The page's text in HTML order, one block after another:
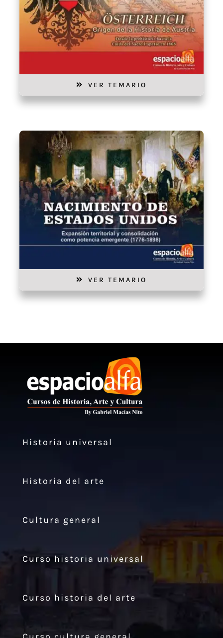
VER TEMARIO
VER TEMARIO
Historia universal
Historia del arte
Cultura general
Curso historia universal
Curso historia del arte